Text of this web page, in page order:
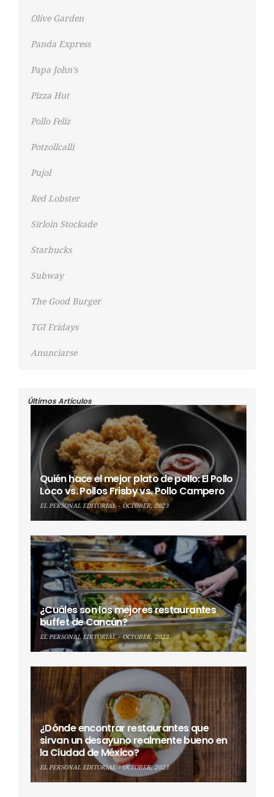
Olive Garden
Panda Express
Papa John’s
Pizza Hut
Pollo Feliz
Potzollcalli
Pujol
Red Lobster
Sirloin Stockade
Starbucks
Subway
The Good Burger
TGI Fridays
Anunciarse
Últimos Artículos
Quién hace el mejor plato de pollo: El Pollo
Loco vs. Pollos Frisby vs. Pollo Campero
EL PERSONAL EDITORIAL OCTOBER, 2023
¿Cuáles son los mejores restaurantes
buffet de Cancún?
EL PERSONAL EDITORIAL OCTOBER, 2023
¿Dónde encontrar restaurantes que
sirvan un desayuno realmente bueno en
la Ciudad de México?
EL PERSONAL EDITORIAL OCTOBER, 2023